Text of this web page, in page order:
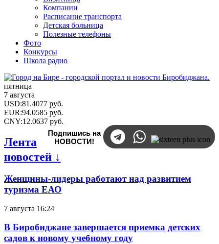
Компании
Расписание транспорта
Детская больница
Полезные телефоны
Фото
Конкурсы
Школа радио
пятница
7 августа
USD:81.4077 руб.
EUR:94.0585 руб.
CNY:12.0637 руб.
Подпишись на
НОВОСТИ!
Лента
новостей ↓
Женщины-лидеры работают над развитием
туризма ЕАО
7 августа 16:24
В Биробиджане завершается приемка детских
садов к новому учебному году